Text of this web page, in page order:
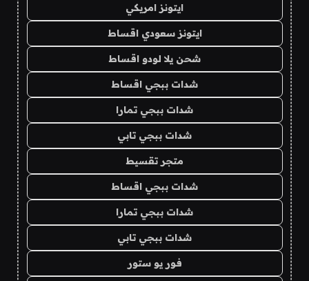
ايتونز امريكي
ايتونز سعودي اقساط
شحن يلا لودو اقساط
شدات ببجي اقساط
شدات ببجي تمارا
شدات ببجي تابي
متجر تقسيط
شدات ببجي اقساط
شدات ببجي تمارا
شدات ببجي تابي
فور يو ستور